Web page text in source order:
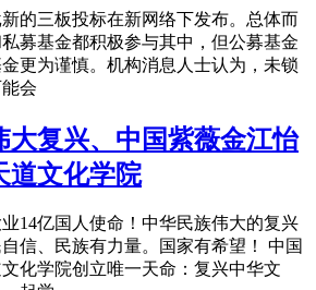
的三板投标在新网络下发布。总体而
募基金都积极参与其中，但公募基金
更为谨慎。机构消息人士认为，未锁
会
大复兴、中国紫薇金江怡
道文化学院
14亿国人使命！中华民族伟大的复兴
信、民族有力量。国家有希望！ 中国
化学院创立唯一天命：复兴中华文